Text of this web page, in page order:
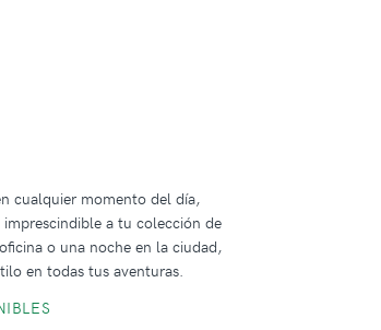
cualquier momento del día,
a tu colección de
o una noche en la ciudad,
en todas tus aventuras.